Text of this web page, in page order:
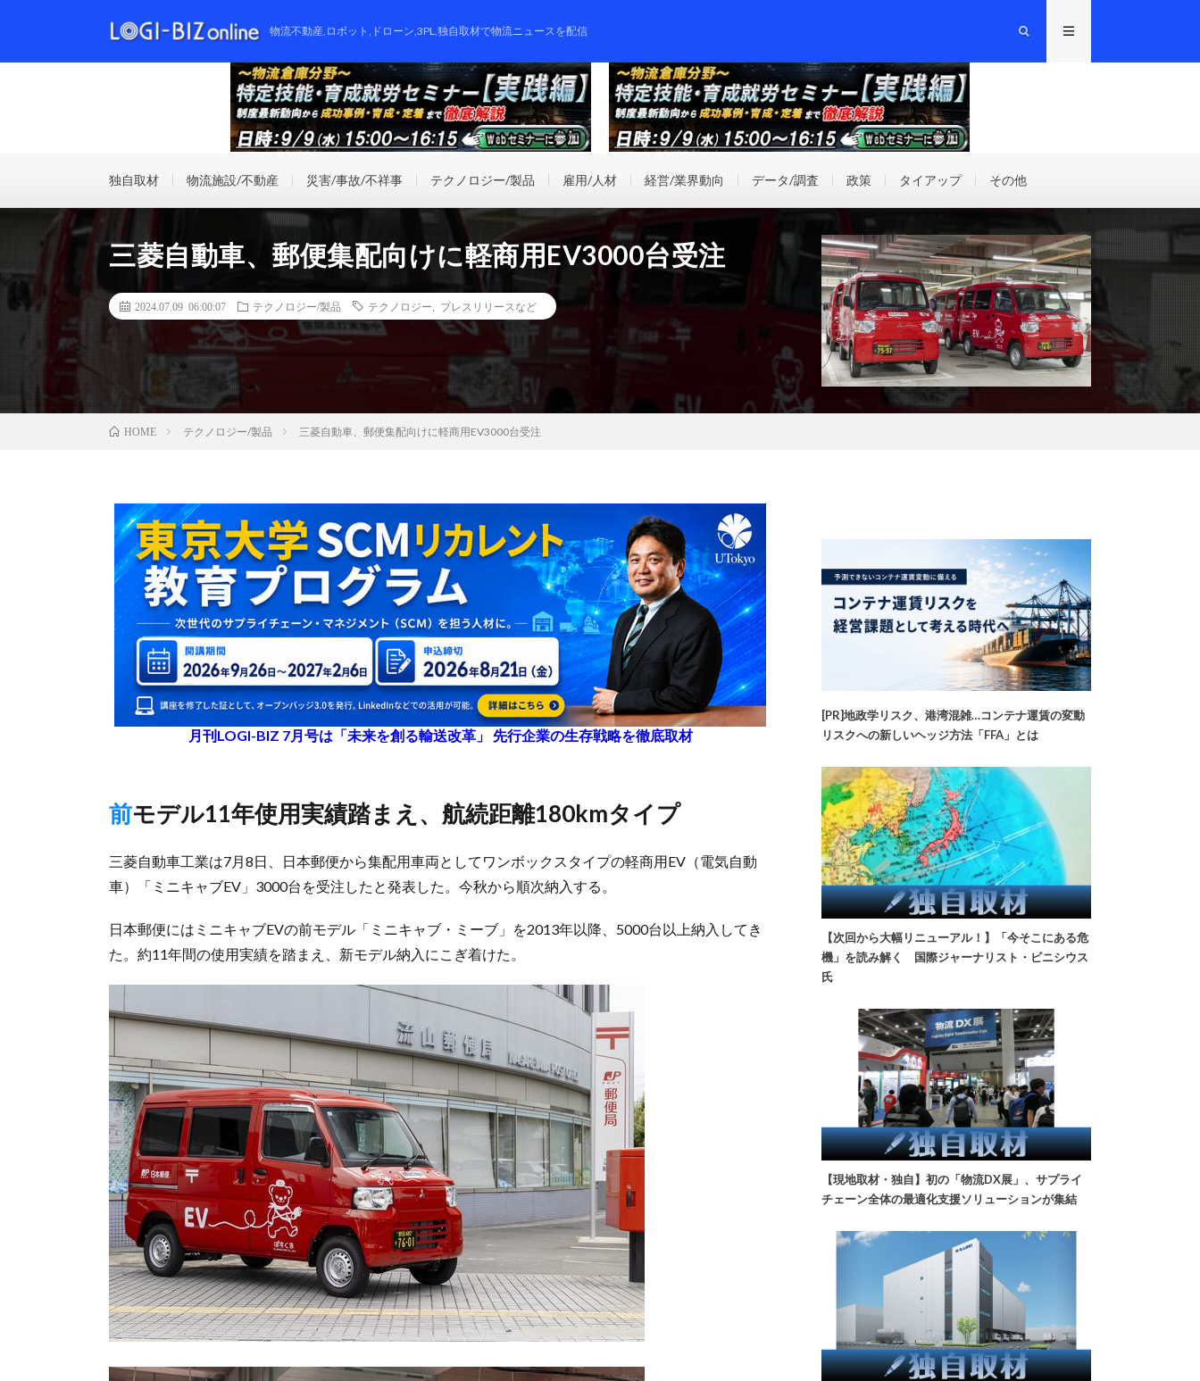
物流不動産,ロボット,ドローン,3PL,独自取材で物流ニュースを配信
独自取材 物流施設/不動産 災害/事故/不祥事 テクノロジー/製品 雇用/人材 経営/業界動向 データ/調査 政策 タイアップ その他
三菱自動車、郵便集配向けに軽商用EV3000台受注
2024.07.09 06:00:07 テクノロジー/製品 テクノロジー プレスリリースなど
HOME テクノロジー/製品 三菱自動車、郵便集配向けに軽商用EV3000台受注
月刊LOGI-BIZ 7月号は「未来を創る輸送改革」 先行企業の生存戦略を徹底取材
前モデル11年使用実績踏まえ、航続距離180kmタイプ
三菱自動車工業は7月8日、日本郵便から集配用車両としてワンボックスタイプの軽商用EV（電気自動
車）「ミニキャブEV」3000台を受注したと発表した。今秋から順次納入する。
日本郵便にはミニキャブEVの前モデル「ミニキャブ・ミーブ」を2013年以降、5000台以上納入してき
た。約11年間の使用実績を踏まえ、新モデル納入にこぎ着けた。
[PR]地政学リスク、港湾混雑…コンテナ運賃の変動
リスクへの新しいヘッジ方法「FFA」とは
【次回から大幅リニューアル！】「今そこにある危
機」を読み解く 国際ジャーナリスト・ビニシウス
氏
【現地取材・独自】初の「物流DX展」、サプライ
チェーン全体の最適化支援ソリューションが集結